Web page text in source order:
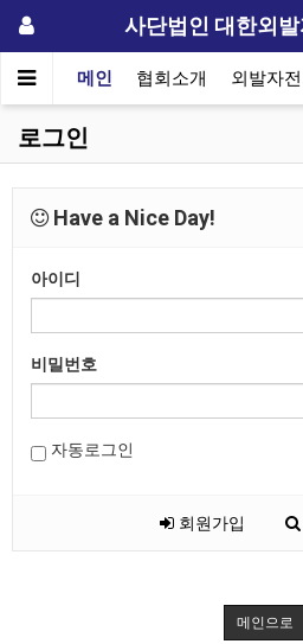
사단법인 대한외
메인 협회소개 외발자
로그인
Have a Nice Day!
아이디
비밀번호
자동로그인
회원가입
메인으로